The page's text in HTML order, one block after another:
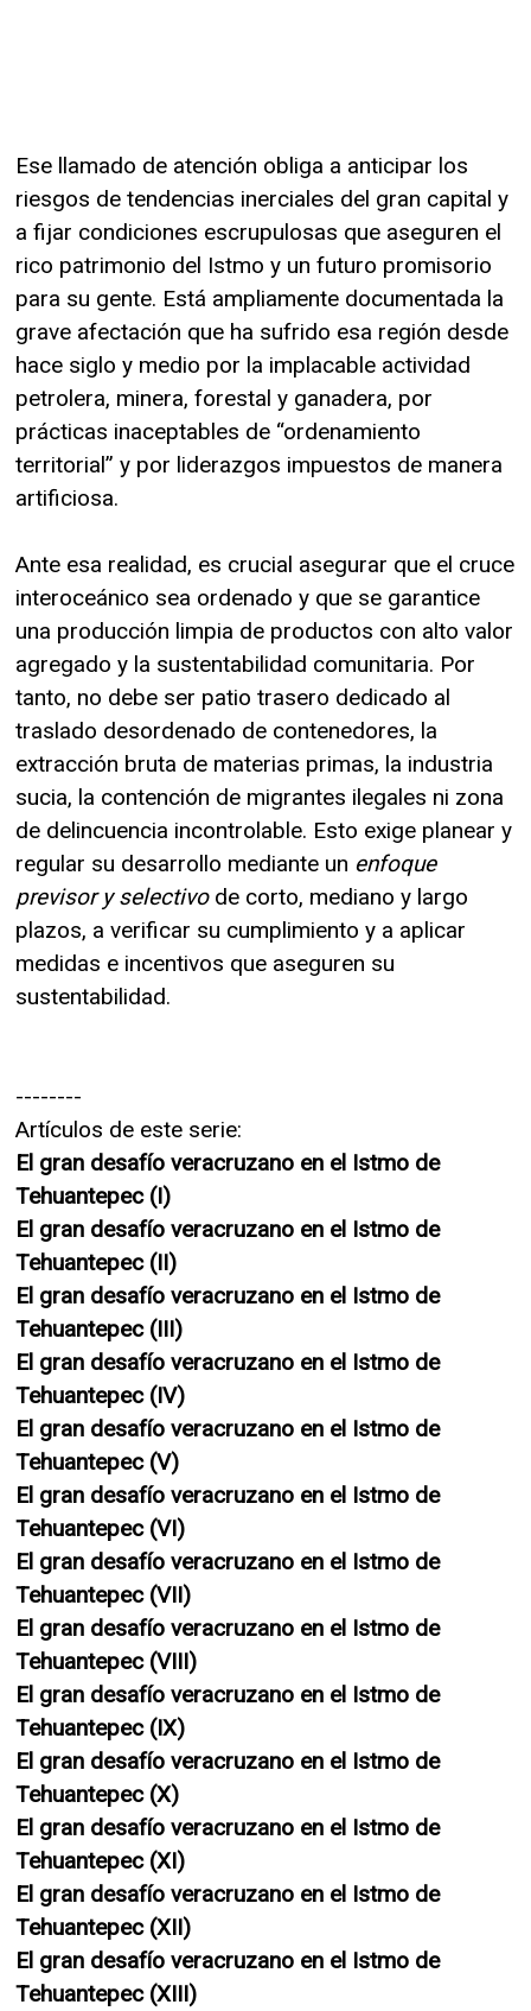
Ese llamado de atención obliga a anticipar los
riesgos de tendencias inerciales del gran capital y
a fijar condiciones escrupulosas que aseguren el
rico patrimonio del Istmo y un futuro promisorio
para su gente. Está ampliamente documentada la
grave afectación que ha sufrido esa región desde
hace siglo y medio por la implacable actividad
petrolera, minera, forestal y ganadera, por
prácticas inaceptables de “ordenamiento
territorial” y por liderazgos impuestos de manera
artificiosa.
Ante esa realidad, es crucial asegurar que el cruce
interoceánico sea ordenado y que se garantice
una producción limpia de productos con alto valor
agregado y la sustentabilidad comunitaria. Por
tanto, no debe ser patio trasero dedicado al
traslado desordenado de contenedores, la
extracción bruta de materias primas, la industria
sucia, la contención de migrantes ilegales ni zona
de delincuencia incontrolable. Esto exige planear y
regular su desarrollo mediante un enfoque
previsor y selectivo de corto, mediano y largo
plazos, a verificar su cumplimiento y a aplicar
medidas e incentivos que aseguren su
sustentabilidad.
--------
Artículos de este serie:
El gran desafío veracruzano en el Istmo de
Tehuantepec (I)
El gran desafío veracruzano en el Istmo de
Tehuantepec (II)
El gran desafío veracruzano en el Istmo de
Tehuantepec (III)
El gran desafío veracruzano en el Istmo de
Tehuantepec (IV)
El gran desafío veracruzano en el Istmo de
Tehuantepec (V)
El gran desafío veracruzano en el Istmo de
Tehuantepec (VI)
El gran desafío veracruzano en el Istmo de
Tehuantepec (VII)
El gran desafío veracruzano en el Istmo de
Tehuantepec (VIII)
El gran desafío veracruzano en el Istmo de
Tehuantepec (IX)
El gran desafío veracruzano en el Istmo de
Tehuantepec (X)
El gran desafío veracruzano en el Istmo de
Tehuantepec (XI)
El gran desafío veracruzano en el Istmo de
Tehuantepec (XII)
El gran desafío veracruzano en el Istmo de
Tehuantepec (XIII)